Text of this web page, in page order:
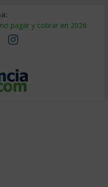
pagar y cobrar en 2026
qué sale tan caro
auditarla a tiempo
suministro: qué hacer
segmentarlo y venderle